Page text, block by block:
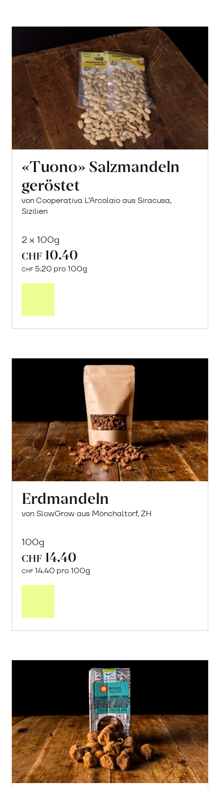
«Tuono» Salzmandeln
geröstet
von Cooperativa L’Arcolaio aus Siracusa,
Sizilien
2 x 100g
CHF 10.40
CHF 5.20 pro 100g
Erdmandeln
von SlowGrow aus Mönchaltorf, ZH
100g
CHF 14.40
CHF 14.40 pro 100g